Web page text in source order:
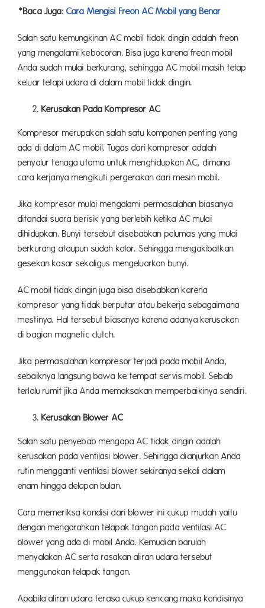
*Baca Juga: Cara Mengisi Freon AC Mobil yang Benar
Salah satu kemungkinan AC mobil tidak dingin adalah freon
yang mengalami kebocoran. Bisa juga karena freon mobil
Anda sudah mulai berkurang, sehingga AC mobil masih tetap
keluar tetapi udara di dalam mobil tidak dingin.
Kerusakan Pada Kompresor AC
Kompresor merupakan salah satu komponen penting yang
ada di dalam AC mobil. Tugas dari kompresor adalah
penyalur tenaga utama untuk menghidupkan AC, dimana
cara kerjanya mengikuti pergerakan dari mesin mobil.
Jika kompresor mulai mengalami permasalahan biasanya
ditandai suara berisik yang berlebih ketika AC mulai
dihidupkan. Bunyi tersebut disebabkan pelumas yang mulai
berkurang ataupun sudah kotor. Sehingga mengakibatkan
gesekan kasar sekaligus mengeluarkan bunyi.
AC mobil tidak dingin juga bisa disebabkan karena
kompresor yang tidak berputar atau bekerja sebagaimana
mestinya. Hal tersebut biasanya karena adanya kerusakan
di bagian magnetic clutch.
Jika permasalahan kompresor terjadi pada mobil Anda,
sebaiknya langsung bawa ke tempat servis mobil. Sebab
terlalu rumit jika Anda memaksakan memperbaikinya sendiri.
Kerusakan Blower AC
Salah satu penyebab mengapa AC tidak dingin adalah
kerusakan pada ventilasi blower. Sehingga dianjurkan Anda
rutin mengganti ventilasi blower sekiranya sekali dalam
enam hingga delapan bulan.
Cara memeriksa kondisi dari blower ini cukup mudah yaitu
dengan mengarahkan telapak tangan pada ventilasi AC
blower yang ada di mobil Anda. Kemudian barulah
menyalakan AC serta rasakan aliran udara tersebut
menggunakan telapak tangan.
Apabila aliran udara terasa cukup kencang maka kondisinya